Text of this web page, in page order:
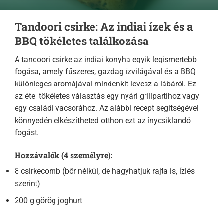
Tandoori csirke: Az indiai ízek és a
BBQ tökéletes találkozása
A tandoori csirke az indiai konyha egyik legismertebb
fogása, amely fűszeres, gazdag ízvilágával és a BBQ
különleges aromájával mindenkit levesz a lábáról. Ez
az étel tökéletes választás egy nyári grillpartihoz vagy
egy családi vacsorához. Az alábbi recept segítségével
könnyedén elkészítheted otthon ezt az ínycsiklandó
fogást.
Hozzávalók (4 személyre):
8 csirkecomb (bőr nélkül, de hagyhatjuk rajta is, ízlés
szerint)
200 g görög joghurt